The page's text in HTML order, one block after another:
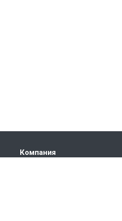
Компания